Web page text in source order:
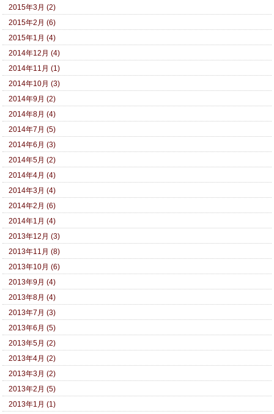
2015年3月 (2)
2015年2月 (6)
2015年1月 (4)
2014年12月 (4)
2014年11月 (1)
2014年10月 (3)
2014年9月 (2)
2014年8月 (4)
2014年7月 (5)
2014年6月 (3)
2014年5月 (2)
2014年4月 (4)
2014年3月 (4)
2014年2月 (6)
2014年1月 (4)
2013年12月 (3)
2013年11月 (8)
2013年10月 (6)
2013年9月 (4)
2013年8月 (4)
2013年7月 (3)
2013年6月 (5)
2013年5月 (2)
2013年4月 (2)
2013年3月 (2)
2013年2月 (5)
2013年1月 (1)